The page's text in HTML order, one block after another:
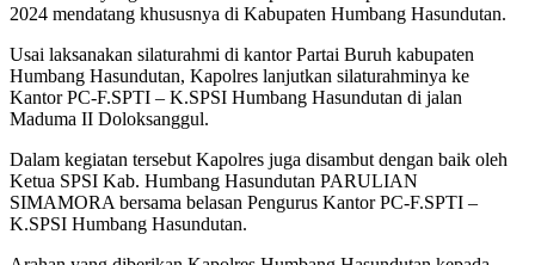
2024 mendatang khususnya di Kabupaten Humbang Hasundutan.
Usai laksanakan silaturahmi di kantor Partai Buruh kabupaten
Humbang Hasundutan, Kapolres lanjutkan silaturahminya ke
Kantor PC-F.SPTI – K.SPSI Humbang Hasundutan di jalan
Maduma II Doloksanggul.
Dalam kegiatan tersebut Kapolres juga disambut dengan baik oleh
Ketua SPSI Kab. Humbang Hasundutan PARULIAN
SIMAMORA bersama belasan Pengurus Kantor PC-F.SPTI –
K.SPSI Humbang Hasundutan.